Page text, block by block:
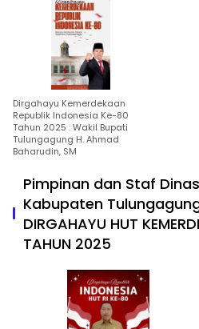
Dirgahayu Kemerdekaan
Republik Indonesia Ke-80
Tahun 2025 : Wakil Bupati
Tulungagung H. Ahmad
Baharudin, SM
Pimpinan dan Staf
Kabupaten
DIRGAHAYU HUT
TAHUN 2025